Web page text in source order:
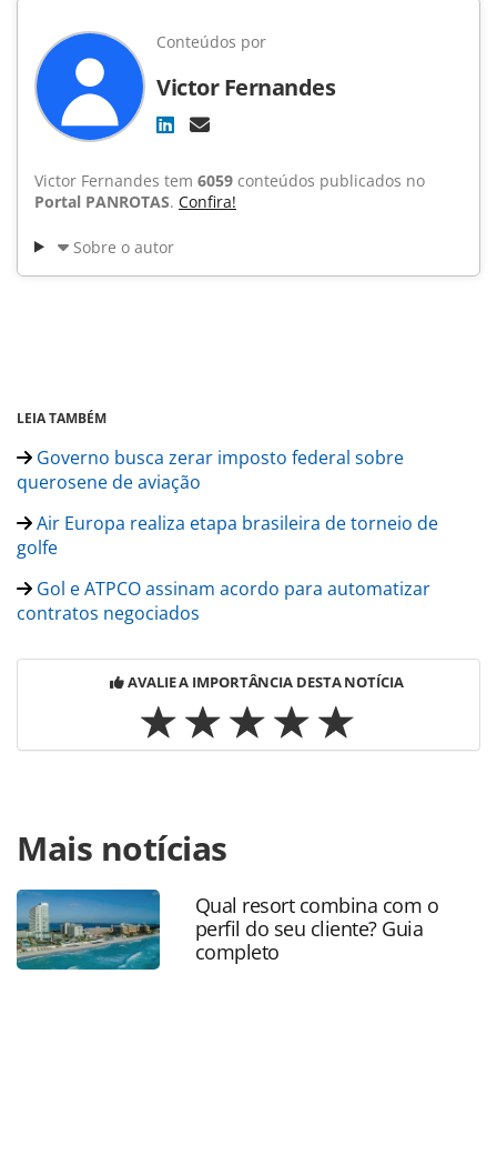
Conteúdos por
Victor Fernandes
Victor Fernandes tem 6059 conteúdos publicados no
Portal PANROTAS. Confira!
Sobre o autor
LEIA TAMBÉM
Governo busca zerar imposto federal sobre
querosene de aviação
Air Europa realiza etapa brasileira de torneio de
golfe
Gol e ATPCO assinam acordo para automatizar
contratos negociados
AVALIE A IMPORTÂNCIA DESTA NOTÍCIA
https://www.panrotas.com.br/aviacao/empresas/2022/08/
airlines-contrata-solucoes-corporativas-da-
atpco_191356.html ou as ferramentas oferecidas na
página. Todo o conteúdo produzido pela PANROTAS
Editora é protegido pela legislação brasileira sobre direito
autoral. Não reproduza o conteúdo sem autorização da
Mais notícias
Qual resort combina com o
perfil do seu cliente? Guia
completo